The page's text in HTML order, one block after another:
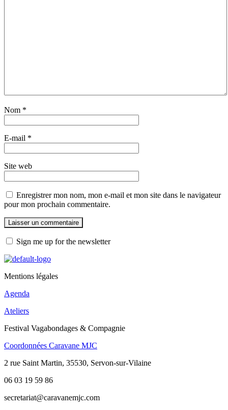
Nom *
E-mail *
Site web
Enregistrer mon nom, mon e-mail et mon site dans le navigateur
pour mon prochain commentaire.
Sign me up for the newsletter
Mentions légales
Agenda
Ateliers
Festival Vagabondages & Compagnie
Coordonnées Caravane MJC
2 rue Saint Martin, 35530, Servon-sur-Vilaine
06 03 19 59 86
secretariat@caravanemjc.com